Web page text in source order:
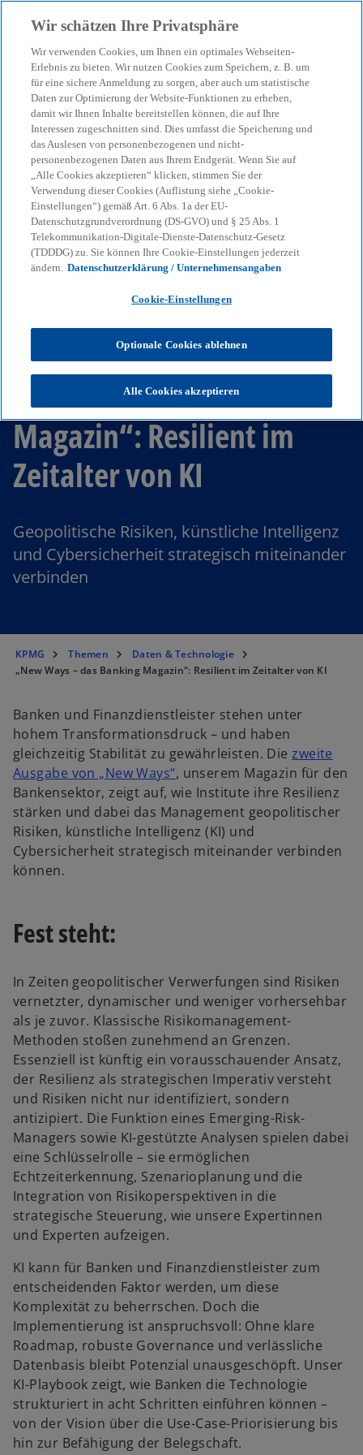
menu search
„New Ways – das Banking
Magazin“: Resilient im
Zeitalter von KI
Geopolitische Risiken, künstliche Intelligenz
und Cybersicherheit strategisch miteinander
verbinden
KPMG Themen
Daten & Technologie
„New Ways – das Banking Magazin“: Resilient im Zeitalter von KI
Banken und Finanzdienstleister stehen unter
hohem Transformationsdruck – und haben
gleichzeitig Stabilität zu gewährleisten. Diezweite
Ausgabe von „New Ways“w
i
r
d
i
n
e
u
e
n
R
e
g
i
s
t
e
r
a
e
ö
f
f
n
, unserem Magazin für den
Bankensektor, zeigt auf, wie Institute ihre Resilienz
stärken und dabei das Management geopolitischer
Risiken, künstliche Intelligenz (KI) und
Cybersicherheit strategisch miteinander verbinden
können.
Fest steht:
In Zeiten geopolitischer Verwerfungen sind Risiken
vernetzter, dynamischer und weniger vorhersehbar
als je zuvor. Klassische Risikomanagement-
Methoden stoßen zunehmend an Grenzen.
Essenziell ist künftig ein vorausschauender Ansatz,
der Resilienz als strategischen Imperativ versteht
und Risiken nicht nur identifiziert, sondern
antizipiert. Die Funktion eines Emerging-Risk-
Managers sowie KI-gestützte Analysen spielen dabei
eine Schlüsselrolle – sie ermöglichen
Echtzeiterkennung, Szenarioplanung und die
Integration von Risikoperspektiven in die
strategische Steuerung, wie unsere Expertinnen
und Experten aufzeigen.
KI kann für Banken und Finanzdienstleister zum
entscheidenden Faktor werden, um diese
Komplexität zu beherrschen. Doch die
Implementierung ist anspruchsvoll: Ohne klare
Roadmap, robuste Governance und verlässliche
Datenbasis bleibt Potenzial unausgeschöpft. Unser
KI-Playbook zeigt, wie Banken die Technologie
strukturiert in acht Schritten einführen können –
von der Vision über die Use-Case-Priorisierung bis
hin zur Befähigung der Belegschaft.
w
i
Wir schätzen Ihre Privatsphäre
Wir verwenden Cookies, um Ihnen ein optimales Webseiten-
Erlebnis zu bieten. Wir nutzen Cookies zum Speichern, z. B. um
für eine sichere Anmeldung zu sorgen, aber auch um statistische
Daten zur Optimierung der Website-Funktionen zu erheben,
damit wir Ihnen Inhalte bereitstellen können, die auf Ihre
Interessen zugeschnitten sind. Dies umfasst die Speicherung und
das Auslesen von personenbezogenen und nicht-
personenbezogenen Daten aus Ihrem Endgerät. Wenn Sie auf
„Alle Cookies akzeptieren“ klicken, stimmen Sie der
Verwendung dieser Cookies (Auflistung siehe „Cookie-
Einstellungen“) gemäß Art. 6 Abs. 1a der EU-
Datenschutzgrundverordnung (DS-GVO) und § 25 Abs. 1
Telekommunikation-Digitale-Dienste-Datenschutz-Gesetz
(TDDDG) zu. Sie können Ihre Cookie-Einstellungen jederzeit
ändern. Datenschutzerklärung / Unternehmensangaben
Cookie-Einstellungen
Optionale Cookies ablehnen
Alle Cookies akzeptieren